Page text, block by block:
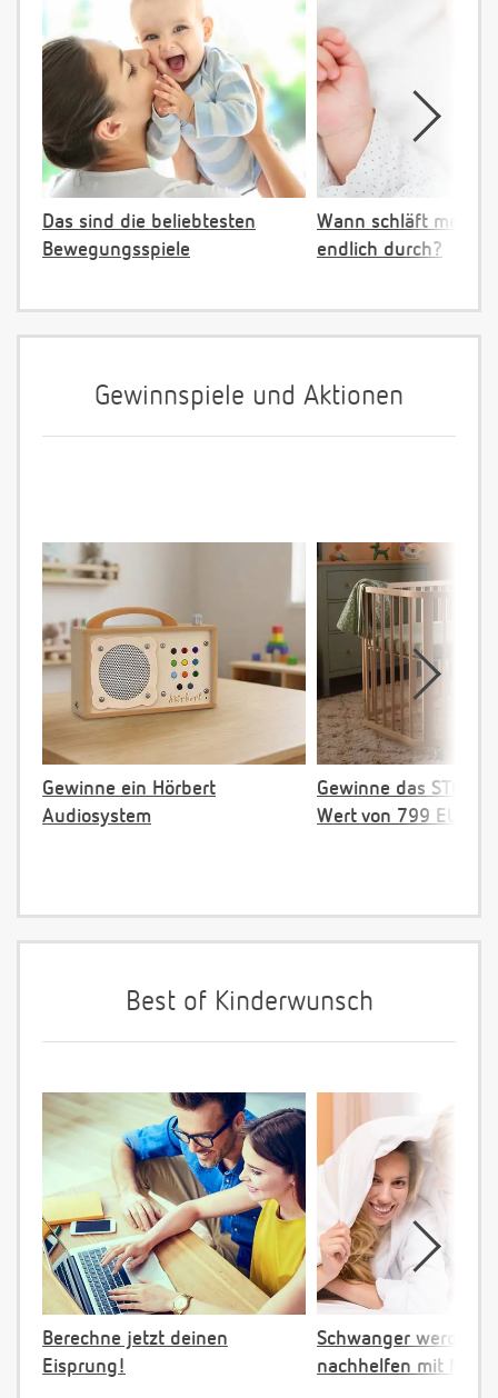
Das sind die beliebtesten
Bewegungsspiele
Wann schläft mein
endlich durch?
Gewinnspiele und Aktionen
Gewinne ein Hörbert
Audiosystem
Gewinne das
Wert von 799 EUR
Best of Kinderwunsch
Berechne jetzt deinen
Eisprung!
Schwanger werden:
nachhelfen mit NFP